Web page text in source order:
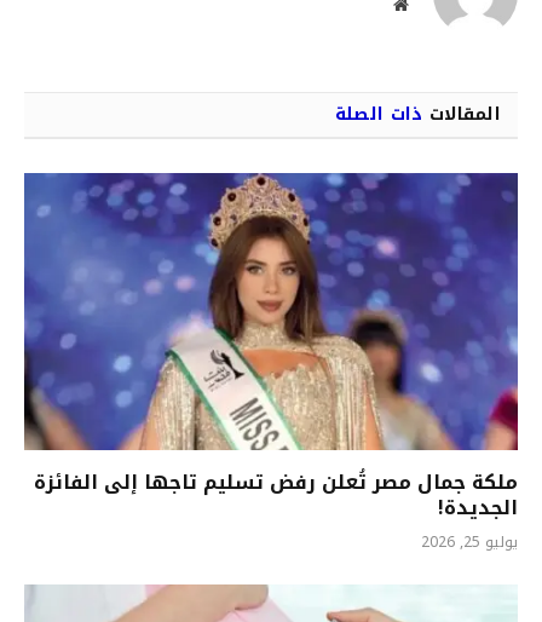
المقالات ذات الصلة
ملكة جمال مصر تُعلن رفض تسليم تاجها إلى الفائزة
الجديدة!
يوليو 25, 2026